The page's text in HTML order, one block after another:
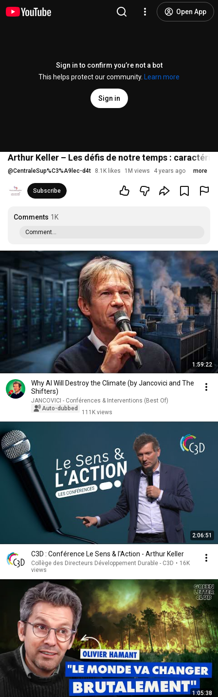
Open App
Sign in to confirm you’re not a bot
This helps protect our community.
Learn more
Sign in
Arthur Keller – Les défis de notre temps :
@CentraleSup%C3%A9lec-d4t 8.1K likes 1M views 4 years ago more
Subscribe
Comments 1K
Comment...
1:59:22
Why AI Will Destroy the Climate (by Jancovici and The
Shifters)
JANCOVICI - Conférences & Interventions (Best Of)
Auto-dubbed
111K views
2:06:51
C3D : Conférence Le Sens & l'Action - Arthur Keller
Collège des Directeurs Développement Durable - C3D • 16K
views
1:05:38